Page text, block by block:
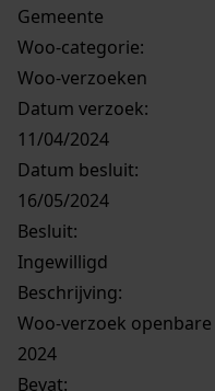
Gemeente
Woo-categorie:
Woo-verzoeken
Datum verzoek:
11/04/2024
Datum besluit:
16/05/2024
Besluit:
Ingewilligd
Beschrijving:
Woo-verzoek
2024
Bevat: